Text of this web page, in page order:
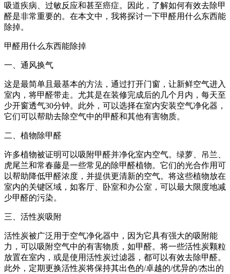
吸道疾病、过敏反应和甚至癌症。因此，了解如何有效去除甲
醛是非常重要的。在本文中，我将探讨一下甲醛用什么东西能
除掉。
甲醛用什么东西能除掉
一、通风换气
这是最简单且最基本的方法，通过打开门窗，让新鲜空气进入
室内，将甲醛带走。尤其是在装修完成后的几个月内，每天至
少开窗透气30分钟。此外，可以选择在室内安装空气净化器，
它们可以帮助去除空气中的甲醛和其他有害物质。
二、植物除甲醛
许多植物被证明可以吸附甲醛并净化室内空气。绿萝、吊兰、
虎尾兰和常春藤是一些常见的除甲醛植物。它们的光合作用可
以帮助降低甲醛浓度，并提供更清新的空气。将这些植物放在
室内的关键区域，如客厅、卧室和办公室，可以最大限度地减
少甲醛的污染。
三、活性炭吸附
活性炭被广泛用于空气净化器中，因为它具有强大的吸附能
力，可以吸附空气中的有害物质，如甲醛。将一些活性炭颗粒
放置在室内，或是使用活性炭过滤器，都可以有效去除甲醛。
此外，定期更换活性炭将保持其出色的/卓越的/优异的/杰出的